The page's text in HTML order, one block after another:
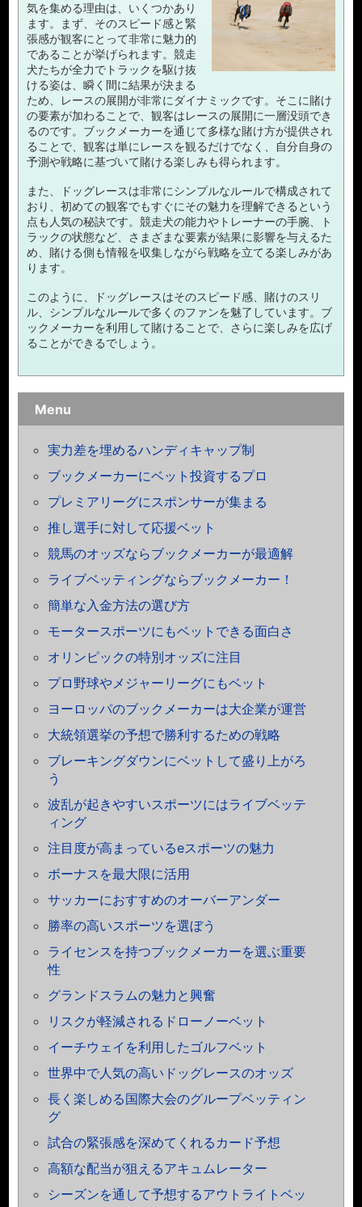
気を集める理由は、いくつかあり
ます。まず、そのスピード感と緊
張感が観客にとって非常に魅力的
であることが挙げられます。競走
犬たちが全力でトラックを駆け抜
ける姿は、瞬く間に結果が決まる
ため、レースの展開が非常にダイナミックです。そこに賭け
の要素が加わることで、観客はレースの展開に一層没頭でき
るのです。ブックメーカーを通じて多様な賭け方が提供され
ることで、観客は単にレースを観るだけでなく、自分自身の
予測や戦略に基づいて賭ける楽しみも得られます。
また、ドッグレースは非常にシンプルなルールで構成されて
おり、初めての観客でもすぐにその魅力を理解できるという
点も人気の秘訣です。競走犬の能力やトレーナーの手腕、ト
ラックの状態など、さまざまな要素が結果に影響を与えるた
め、賭ける側も情報を収集しながら戦略を立てる楽しみがあ
ります。
このように、ドッグレースはそのスピード感、賭けのスリ
ル、シンプルなルールで多くのファンを魅了しています。ブ
ックメーカーを利用して賭けることで、さらに楽しみを広げ
ることができるでしょう。
Menu
実力差を埋めるハンディキャップ制
ブックメーカーにベット投資するプロ
プレミアリーグにスポンサーが集まる
推し選手に対して応援ベット
競馬のオッズならブックメーカーが最適解
ライブベッティングならブックメーカー！
簡単な入金方法の選び方
モータースポーツにもベットできる面白さ
オリンピックの特別オッズに注目
プロ野球やメジャーリーグにもベット
ヨーロッパのブックメーカーは大企業が運営
大統領選挙の予想で勝利するための戦略
ブレーキングダウンにベットして盛り上がろ
う
波乱が起きやすいスポーツにはライブベッテ
ィング
注目度が高まっているeスポーツの魅力
ボーナスを最大限に活用
サッカーにおすすめのオーバーアンダー
勝率の高いスポーツを選ぼう
ライセンスを持つブックメーカーを選ぶ重要
性
グランドスラムの魅力と興奮
リスクが軽減されるドローノーベット
イーチウェイを利用したゴルフベット
世界中で人気の高いドッグレースのオッズ
長く楽しめる国際大会のグループベッティン
グ
試合の緊張感を深めてくれるカード予想
高額な配当が狙えるアキュムレーター
シーズンを通して予想するアウトライトベッ